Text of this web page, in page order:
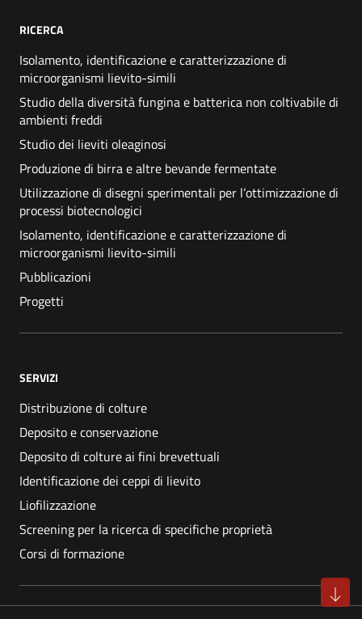
RICERCA
Isolamento, identificazione e caratterizzazione di
microorganismi lievito-simili
Studio della diversità fungina e batterica non coltivabile di
ambienti freddi
Studio dei lieviti oleaginosi
Produzione di birra e altre bevande fermentate
Utilizzazione di disegni sperimentali per l’ottimizzazione di
processi biotecnologici
Isolamento, identificazione e caratterizzazione di
microorganismi lievito-simili
Pubblicazioni
Progetti
SERVIZI
Distribuzione di colture
Deposito e conservazione
Deposito di colture ai fini brevettuali
Identificazione dei ceppi di lievito
Liofilizzazione
Screening per la ricerca di specifiche proprietà
Corsi di formazione